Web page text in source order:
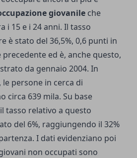
giovanile che
i 15 e i 24 anni. Il tasso
è stato del 36,5%, 0,6 punti in
ed è, anche questo,
da gennaio 2004. In
persone in cerca di
circa 639 mila. Su base
tasso relativo a questo
del 6%, raggiungendo il 32%
I dati evidenziano poi
non occupati sono